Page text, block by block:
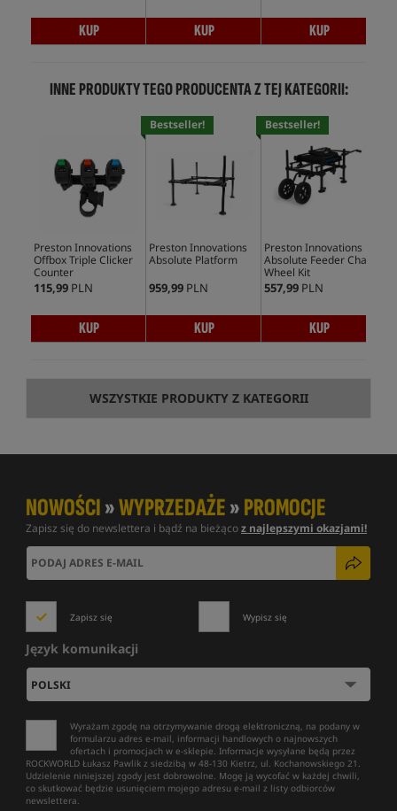
KUP KUP KUP
INNE PRODUKTY TEGO PRODUCENTA Z TEJ KATEGORII:
Preston Innovations
Offbox Triple Clicker
Counter
115,99 PLN
KUP
Bestseller!
Preston Innovations
Absolute Platform
959,99 PLN
KUP
Bestseller!
Preston Innovations
Absolute Feeder Chair
Wheel Kit
557,99 PLN
KUP
WSZYSTKIE PRODUKTY Z KATEGORII
NOWOŚCI»WYPRZEDAŻE»PROMOCJE
Zapisz się do newslettera i bądź na bieżącoz najlepszymi okazjami!
Zapisz się Wypisz się
Język komunikacji
Wyrażam zgodę na otrzymywanie drogą elektroniczną, na podany w
formularzu adres e-mail, informacji handlowych o najnowszych
ofertach i promocjach w e-sklepie. Informacje wysyłane będą przez
ROCKWORLD Łukasz Pawlik z siedzibą w 48-130 Kietrz, ul. Kochanowskiego 21.
Udzielenie niniejszej zgody jest dobrowolne. Mogę ją wycofać w każdej chwili,
co skutkować będzie usunięciem mojego adresu e-mail z listy odbiorców
newslettera.